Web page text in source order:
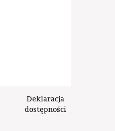
Deklaracja
dostępności